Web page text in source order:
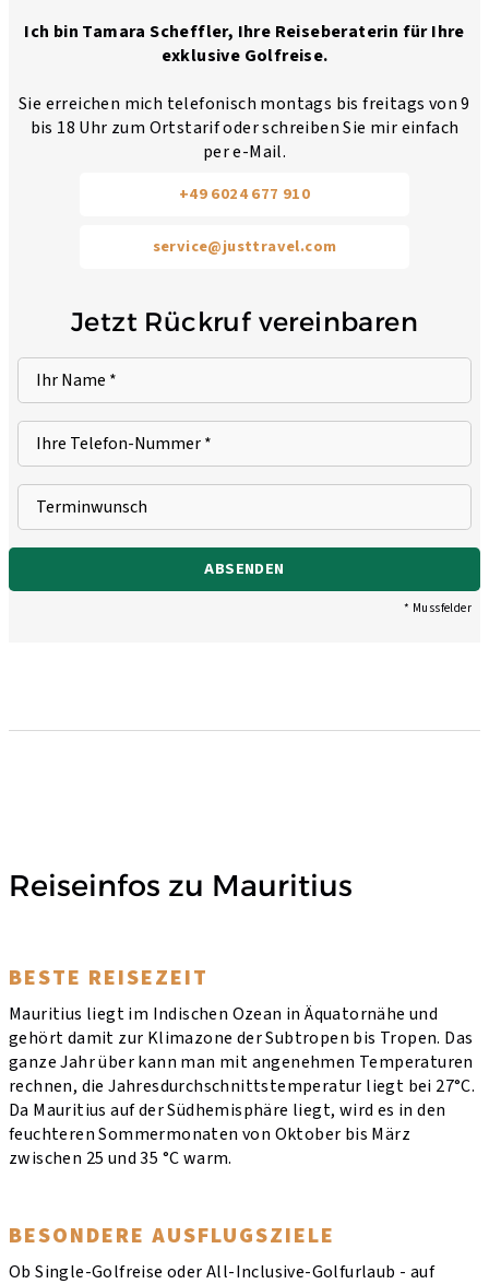
Ich bin Tamara Scheffler, Ihre Reiseberaterin für Ihre
exklusive Golfreise.
Sie erreichen mich telefonisch montags bis freitags von 9
bis 18 Uhr zum Ortstarif oder schreiben Sie mir einfach
per e-Mail.
+49 6024 677 910
service@justtravel.com
Jetzt Rückruf vereinbaren
ABSENDEN
* Mussfelder
Reiseinfos zu Mauritius
BESTE REISEZEIT
Mauritius liegt im Indischen Ozean in Äquatornähe und
gehört damit zur Klimazone der Subtropen bis Tropen. Das
ganze Jahr über kann man mit angenehmen Temperaturen
rechnen, die Jahresdurchschnittstemperatur liegt bei 27°C.
Da Mauritius auf der Südhemisphäre liegt, wird es in den
feuchteren Sommermonaten von Oktober bis März
zwischen 25 und 35 °C warm.
BESONDERE AUSFLUGSZIELE
Ob Single-Golfreise oder All-Inclusive-Golfurlaub - auf